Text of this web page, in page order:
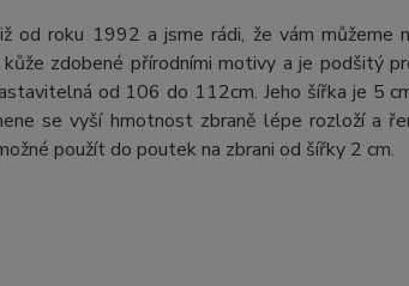
od roku 1992 a jsme rádi, že vám můžeme
zdobené přírodními motivy a je podšitý
od 106 do 112cm. Jeho šířka je 5
se vyší hmotnost zbraně lépe rozloží a
použít do poutek na zbrani od šířky 2 cm.